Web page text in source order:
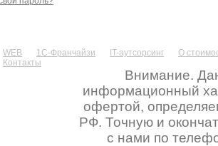
WEB 1С-Франчайзи IT-аутсорсинг
О
Контакты
Внимание.
информационный
офертой,
РФ. Точную и
с нами по